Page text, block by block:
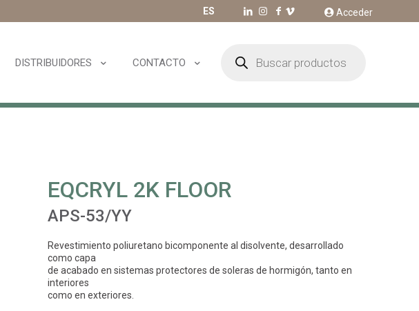
ES Acceder
DISTRIBUIDORES CONTACTO
productos
EQCRYL 2K FLOOR
APS-53/YY
Revestimiento poliuretano bicomponente al disolvente, desarrollado
como capa
de acabado en sistemas protectores de soleras de hormigón, tanto en
interiores
como en exteriores.